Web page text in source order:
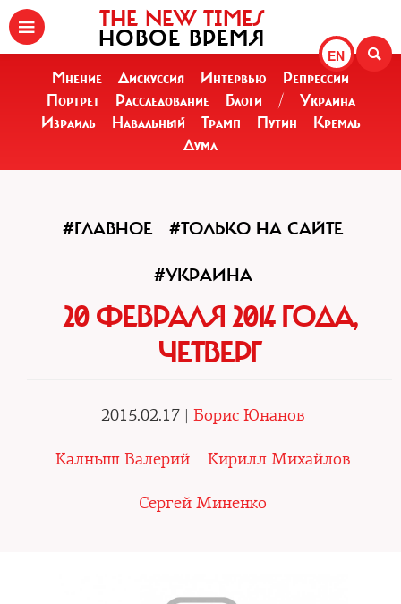
EN
THE NEW TIMES
НОВОЕ ВРЕМЯ
Мнение Дискуссия Интервью
Репрессии
Портрет
Расследование Блоги /
Украина
Израиль
Навальный Трамп Путин
Кремль
Дума
#ГЛАВНОЕ #ТОЛЬКО НА САЙТЕ
#УКРАИНА
20 ФЕВРАЛЯ 2014 ГОДА,
ЧЕТВЕРГ
2015.02.17 | Борис Юнанов
Калныш Валерий Кирилл Михайлов
Сергей Миненко